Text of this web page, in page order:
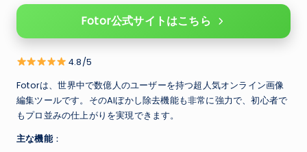
Fotor公式サイトはこちら
4.8/5
Fotorは、世界中で数億人のユーザーを持つ超人気オンライン画像
編集ツールです。そのAIぼかし除去機能も非常に強力で、初心者で
もプロ並みの仕上がりを実現できます。
主な機能：